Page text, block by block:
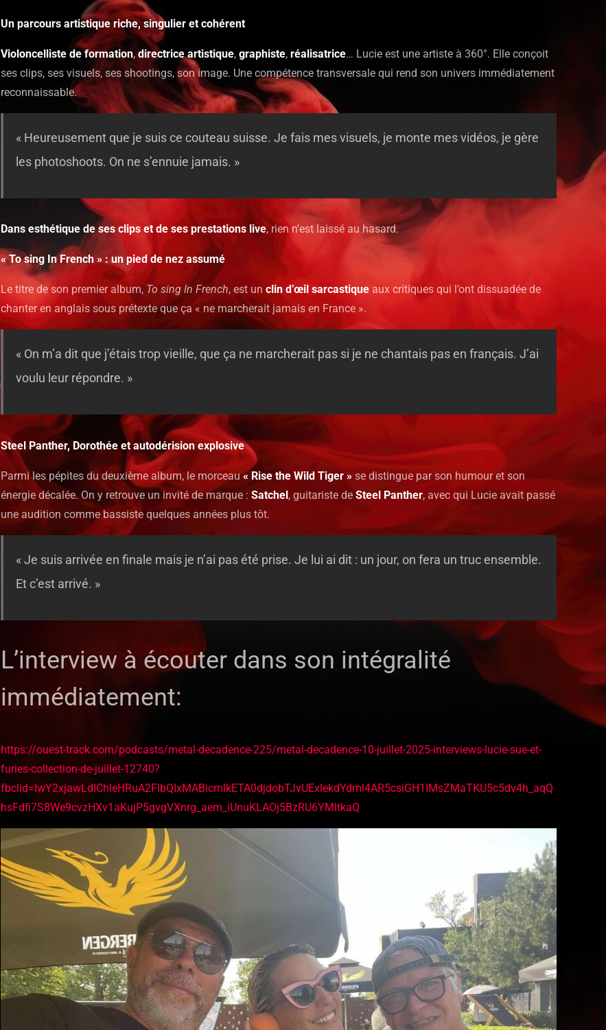
Un parcours artistique riche, singulier et cohérent
Violoncelliste de formation,directrice artistique, graphiste, réalisatrice… Lucie est une artiste à 360°. Elle conçoit
ses clips, ses visuels, ses shootings, son image. Une compétence transversale qui rend son univers immédiatement
reconnaissable.
« Heureusement que je suis ce couteau suisse. Je fais mes visuels, je monte mes vidéos, je gère
les photoshoots. On ne s’ennuie jamais. »
Dans esthétique de ses clips et de ses prestations live, rien n’est laissé au hasard.
« To sing In French » : un pied de nez assumé
Le titre de son premier album, To sing In French, est un clin d’œil sarcastique aux critiques qui l’ont dissuadée de
chanter en anglais sous prétexte que ça « ne marcherait jamais en France ».
« On m’a dit que j’étais trop vieille, que ça ne marcherait pas si je ne chantais pas en français. J’ai
voulu leur répondre. »
Steel Panther, Dorothée et autodérision explosive
Parmi les pépites du deuxième album, le morceau« Rise the Wild Tiger » se distingue par son humour et son
énergie décalée. On y retrouve un invité de marque : Satchel, guitariste de Steel Panther, avec qui Lucie avait passé
une audition comme bassiste quelques années plus tôt.
« Je suis arrivée en finale mais je n’ai pas été prise. Je lui ai dit : un jour, on fera un truc ensemble.
Et c’est arrivé. »
L’interview à écouter dans son intégralité
immédiatement:
https://ouest-track.com/podcasts/metal-decadence-225/metal-decadence-10-juillet-2025-interviews-lucie-sue-et-
furies-collection-de-juillet-12740?
fbclid=IwY2xjawLdIChleHRuA2FlbQIxMABicmlkETA0djdobTJvUExlekdYdml4AR5csiGH1IMsZMaTKU5c5dv4h_aqQ
hsFdfi7S8We9cvzHXv1aKujP5gvgVXnrg_aem_iUnuKLAOj5BzRU6YMltkaQ